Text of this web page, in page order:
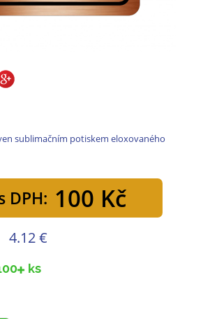
sublimačním potiskem eloxovaného
DPH: 100 Kč
4.12 €
ks